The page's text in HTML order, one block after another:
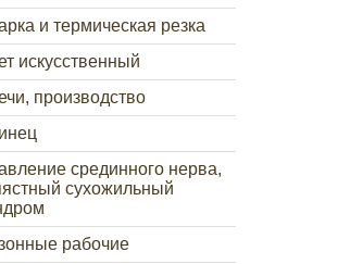
и термическая резка
искусственный
производство
срединного нерва,
сухожильный
рабочие